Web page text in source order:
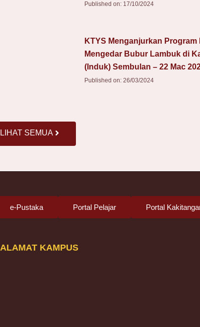
Published on: 17/10/2024
KTYS Menganjurkan Program
Mengedar Bubur Lambuk di
(Induk) Sembulan – 22 Mac
Published on: 26/03/2024
LIHAT SEMUA
ALAMAT KAMPUS
e-Pustaka Portal Pelajar Portal